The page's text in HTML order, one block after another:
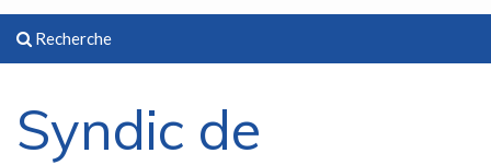
Recherche
Syndic de